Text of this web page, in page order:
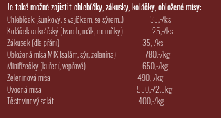
Je také možné zajistit chlebíčky, zákusky, koláčky, obložené mísy:
Chlebíček (šunkový, s vajíčkem, se sýrem..) 35,-/ks
Koláček cukrářský (tvaroh, mák, meruňky) 25,-/ks
Zákusek (dle přání) 35,-/ks
Obložená mísa MIX (salám, sýr, zelenina) 780,-/kg
Miniřízečky (kuřecí, vepřové) 650,-/kg
Zeleninová mísa 490,-/kg
Ovocná mísa 550,-/2,5kg
Těstovinový salát 400,-/kg